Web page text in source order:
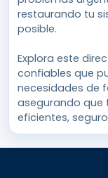
restaurando tu
posible.
Explora este
confiables que
necesidades de
asegurando que
eficientes,